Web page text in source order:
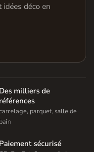
déco en
Des milliers de
références
parquet, salle de
bain
Paiement sécurisé